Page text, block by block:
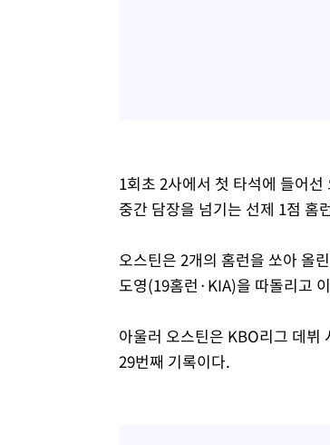
1회초 2사에서 첫 타석에 들어
중간 담장을 넘기는 선제 1점 홈
오스틴은 2개의 홈런을 쏘아 올
도영(19홈런·KIA)을 따돌리고
아울러 오스틴은 KBO리그 데뷔
29번째 기록이다.